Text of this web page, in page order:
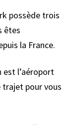
possède trois
êtes
la France.
est l’aéroport
trajet pour vous